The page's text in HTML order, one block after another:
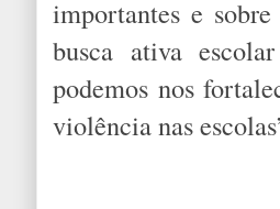
importantes e
busca ativa
podemos nos
violência nas